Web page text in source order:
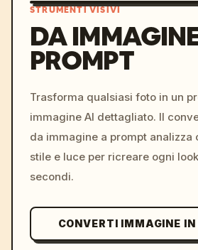
STRUMENTI VISIVI
DA
PROMPT
Trasforma qualsiasi foto in un
immagine AI dettagliato. Il
da immagine a prompt analizza
stile e luce per ricreare ogni
secondi.
CONVERTI IMMAGINE IN